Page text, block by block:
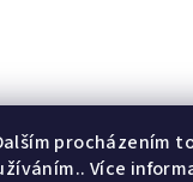
procházením
Více